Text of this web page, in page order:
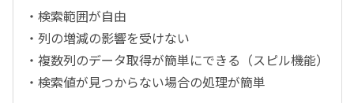
・検索範囲が自由
・列の増減の影響を受けない
・複数列のデータ取得が簡単にできる（スピル機能）
・検索値が見つからない場合の処理が簡単